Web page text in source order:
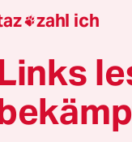
Tietjen für die
die
Vorlagen
zahl ich